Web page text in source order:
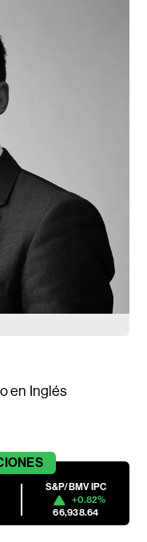
o en Inglés
S&P/BMV IPC
+0.82%
66,938.64